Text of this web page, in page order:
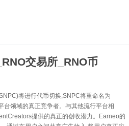
交易所_RNO币
将进行代币切换,SNPC将重命名为
台领域的真正竞争者。与其他流行平台相
提供的真正的创收潜力。Earneo的